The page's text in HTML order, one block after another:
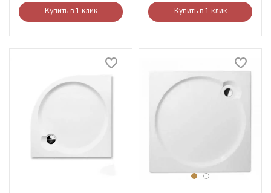
Купить в 1 клик Купить в 1 клик